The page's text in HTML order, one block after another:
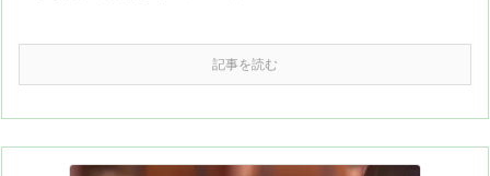
記事を読む